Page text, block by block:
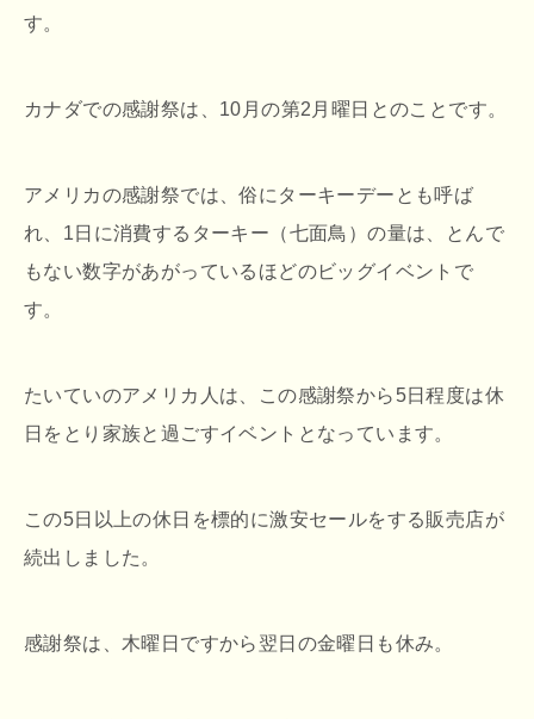
す。
カナダでの感謝祭は、10月の第2月曜日とのことです。
アメリカの感謝祭では、俗にターキーデーとも呼ば
れ、1日に消費するターキー（七面鳥）の量は、とんで
もない数字があがっているほどのビッグイベントで
す。
たいていのアメリカ人は、この感謝祭から5日程度は休
日をとり家族と過ごすイベントとなっています。
この5日以上の休日を標的に激安セールをする販売店が
続出しました。
感謝祭は、木曜日ですから翌日の金曜日も休み。